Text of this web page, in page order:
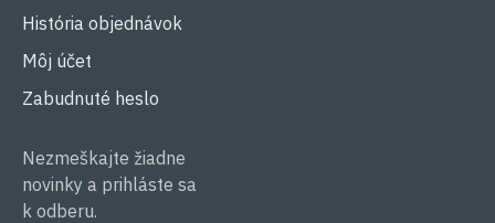
História objednávok
Môj účet
Zabudnuté heslo
Nezmeškajte žiadne
novinky a prihláste sa
k odberu.